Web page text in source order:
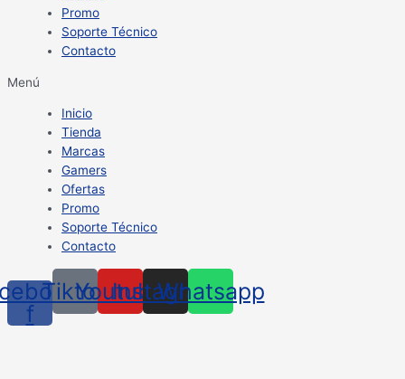
Promo
Soporte Técnico
Contacto
Menú
Inicio
Tienda
Marcas
Gamers
Ofertas
Promo
Soporte Técnico
Contacto
f
TiktokYoutube
Instagram
Whatsapp